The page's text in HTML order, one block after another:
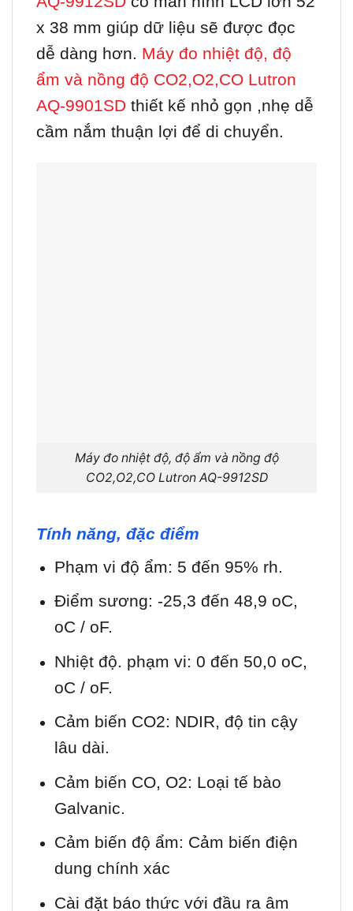
x 38 mm giúp dữ liệu sẽ được đọc
dễ dàng hơn. Máy đo nhiệt độ, độ
ẩm và nồng độ CO2,O2,CO Lutron
AQ-9901SD thiết kế nhỏ gọn ,nhẹ dễ
cầm nắm thuận lợi để di chuyển.
Máy đo nhiệt độ, độ ẩm và nồng độ
CO2,O2,CO Lutron AQ-9912SD
Tính năng, đặc điểm
Phạm vi độ ẩm: 5 đến 95% rh.
Điểm sương: -25,3 đến 48,9 oC,
oC / oF.
Nhiệt độ. phạm vi: 0 đến 50,0 oC,
oC / oF.
Cảm biến CO2: NDIR, độ tin cậy
lâu dài.
Cảm biến CO, O2: Loại tế bào
Galvanic.
Cảm biến độ ẩm: Cảm biến điện
dung chính xác
Cài đặt báo thức với đầu ra âm